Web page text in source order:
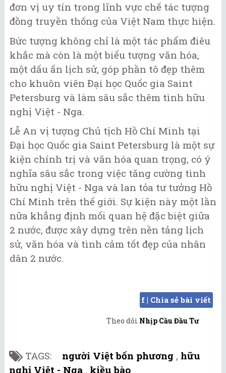
đơn vị uy tín trong lĩnh vực chế tác tượng
đồng truyền thống của Việt Nam thực hiện.
Bức tượng không chỉ là một tác phẩm điêu
khắc mà còn là một biểu tượng văn hóa,
một dấu ấn lịch sử, góp phần tô đẹp thêm
cho khuôn viên Đại học Quốc gia Saint
Petersburg và làm sâu sắc thêm tình hữu
nghị Việt - Nga.
Lễ An vị tượng Chủ tịch Hồ Chí Minh tại
Đại học Quốc gia Saint Petersburg là một sự
kiện chính trị và văn hóa quan trọng, có ý
nghĩa sâu sắc trong việc tăng cường tình
hữu nghị Việt - Nga và lan tỏa tư tưởng Hồ
Chí Minh trên thế giới. Sự kiện này một lần
nữa khẳng định mối quan hệ đặc biệt giữa
2 nước, được xây dựng trên nền tảng lịch
sử, văn hóa và tình cảm tốt đẹp của nhân
dân 2 nước.
f | Chia sẻ bài viết
Theo dõi Nhịp Cầu Đầu Tư
TAGS: người Việt bốn phương , hữu
nghị Việt - Nga , kiều bào